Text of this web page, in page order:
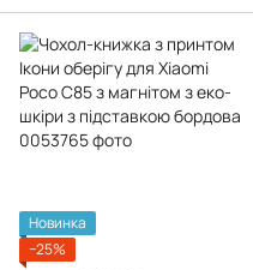
Новинка
−25%